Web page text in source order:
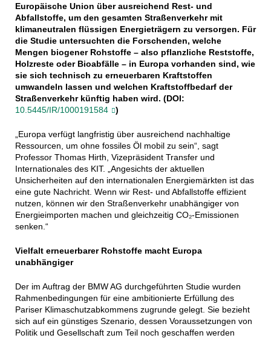
Europäische Union über ausreichend Rest- und
Abfallstoffe, um den gesamten Straßenverkehr mit
klimaneutralen flüssigen Energieträgern zu versorgen. Für
die Studie untersuchten die Forschenden, welche
Mengen biogener Rohstoffe – also pflanzliche Reststoffe,
Holzreste oder Bioabfälle – in Europa vorhanden sind, wie
sie sich technisch zu erneuerbaren Kraftstoffen
umwandeln lassen und welchen Kraftstoffbedarf der
Straßenverkehr künftig haben wird. (DOI:
10.5445/IR/1000191584
)
„Europa verfügt langfristig über ausreichend nachhaltige
Ressourcen, um ohne fossiles Öl mobil zu sein“, sagt
Professor Thomas Hirth, Vizepräsident Transfer und
Internationales des KIT. „Angesichts der aktuellen
Unsicherheiten auf den internationalen Energiemärkten ist das
eine gute Nachricht. Wenn wir Rest- und Abfallstoffe effizient
nutzen, können wir den Straßenverkehr unabhängiger von
Energieimporten machen und gleichzeitig CO₂-Emissionen
senken.“
Vielfalt erneuerbarer Rohstoffe macht Europa
unabhängiger
Der im Auftrag der BMW AG durchgeführten Studie wurden
Rahmenbedingungen für eine ambitionierte Erfüllung des
Pariser Klimaschutzabkommens zugrunde gelegt. Sie bezieht
sich auf ein günstiges Szenario, dessen Voraussetzungen von
Politik und Gesellschaft zum Teil noch geschaffen werden